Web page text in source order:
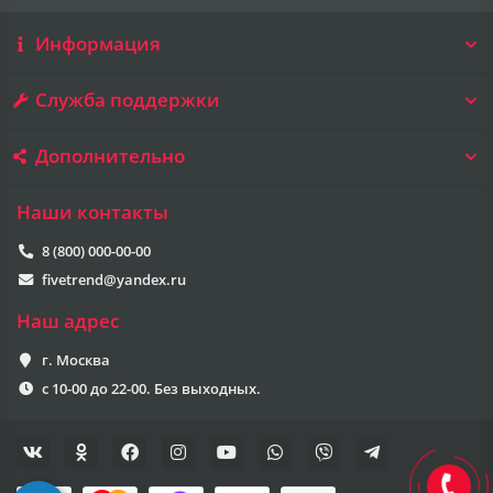
Информация
Служба поддержки
Дополнительно
Наши контакты
8 (800) 000-00-00
fivetrend@yandex.ru
Наш адрес
г. Москва
с 10-00 до 22-00. Без выходных.